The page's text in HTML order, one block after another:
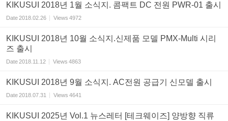
KIKUSUI 2018년 1월 소식지. 콤팩트 DC 전원 PWR-01 출시
Date2018.02.26 Views 4972
KIKUSUI 2018년 10월 소식지.신제품 모델 PMX-Multi 시리
즈 출시
Date2018.11.12 Views 4863
KIKUSUI 2018년 9월 소식지. AC전원 공급기 신모델 출시
Date2018.07.31 Views 4641
KIKUSUI 2025년 Vol.1 뉴스레터 [테크웨이즈] 양방향 직류